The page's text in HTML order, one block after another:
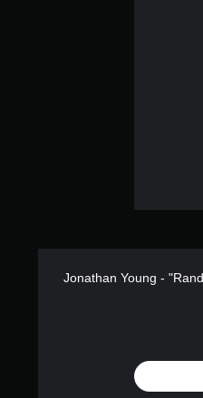
Jonathan Young -